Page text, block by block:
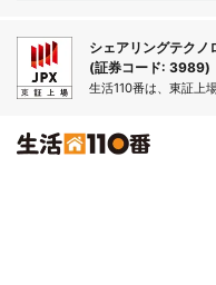
シェアリングテクノ
(証券コード: 3989)
生活110番は、東証上